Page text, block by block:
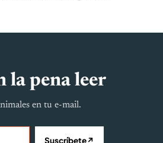
la pena leer
en tu e-mail.
Suscríbete↗